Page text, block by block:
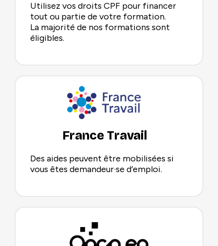
Utilisez vos droits CPF pour financer
tout ou partie de votre formation.
La majorité de nos formations sont
éligibles.
France Travail
Des aides peuvent être mobilisées si
vous êtes demandeur·se d’emploi.